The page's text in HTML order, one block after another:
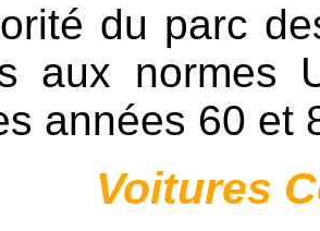
du parc
aux normes
années 60 et
Voitures